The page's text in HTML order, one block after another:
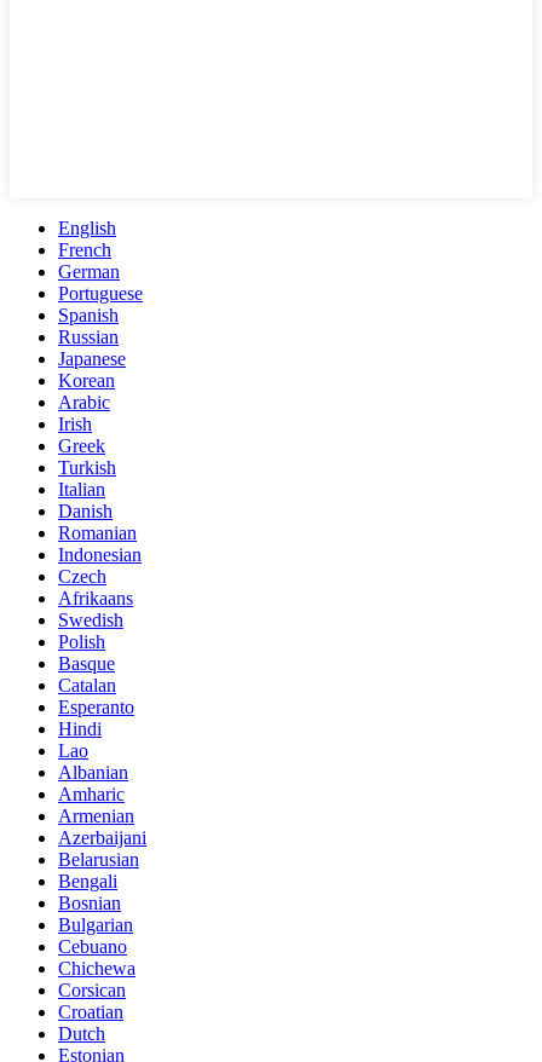
English
French
German
Portuguese
Spanish
Russian
Japanese
Korean
Arabic
Irish
Greek
Turkish
Italian
Danish
Romanian
Indonesian
Czech
Afrikaans
Swedish
Polish
Basque
Catalan
Esperanto
Hindi
Lao
Albanian
Amharic
Armenian
Azerbaijani
Belarusian
Bengali
Bosnian
Bulgarian
Cebuano
Chichewa
Corsican
Croatian
Dutch
Estonian